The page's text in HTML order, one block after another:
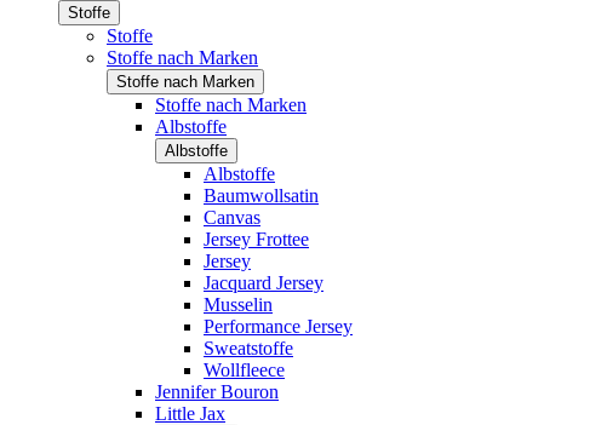
Stoffe
Stoffe
Stoffe nach Marken
Stoffe nach Marken
Stoffe nach Marken
Albstoffe
Albstoffe
Albstoffe
Baumwollsatin
Canvas
Jersey Frottee
Jersey
Jacquard Jersey
Musselin
Performance Jersey
Sweatstoffe
Wollfleece
Jennifer Bouron
Little Jax